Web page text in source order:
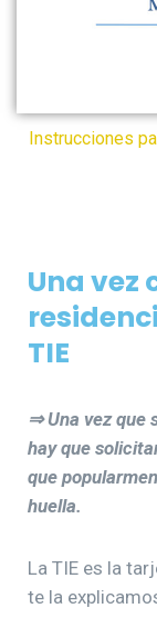
Instrucciones
Una vez
TIE
⇒ Una vez que
hay que
que
huella.
La TIE es la
te la